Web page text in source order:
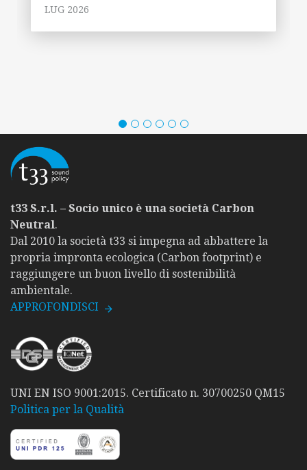
LUG 2026
t33 S.r.l. – Socio unico è una società Carbon
Neutral.
Dal 2010 la società t33 si impegna ad abbattere la
propria impronta ecologica (Carbon footprint) e
raggiungere un buon livello di sostenibilità
ambientale.
APPROFONDISCI
UNI EN ISO 9001:2015. Certificato n. 30700250 QM15
Politica per la Qualità